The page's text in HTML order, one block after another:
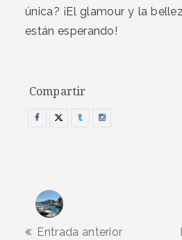
única? ¡El glamour y la
están esperando!
Compartir
Entrada anterior